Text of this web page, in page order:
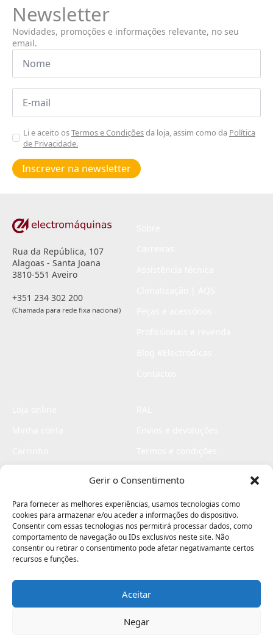
Gerir o Consentimento
Para fornecer as melhores experiências, usamos tecnologias como
cookies para armazenar e/ou aceder a informações do dispositivo.
Consentir com essas tecnologias nos permitirá processar dados, como
comportamento de navegação ou IDs exclusivos neste site. Não
consentir ou retirar o consentimento pode afetar negativamante certos
recursos e funções.
Aceitar
Negar
Newsletter
Novidades, promoções e informações relevante, no seu
email.
Nome
Email
Aceitar
Poiticas
de
privacidade
Li e aceito osTermos e Condiçõesda loja, assim como da Política
de Privacidade.
Inscrever na newsletter
Rua da República, 107
Alagoas - Santa Joana
3810-551 Aveiro
+351 234 302 200
(Chamada para rede fixa nacional)
Livro de elogios
Electromaquinas ©2026
contágio - agência criativa